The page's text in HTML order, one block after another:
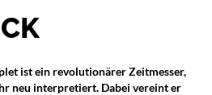
ist ein revolutionärer Zeitmesser,
neu interpretiert. Dabei vereint er